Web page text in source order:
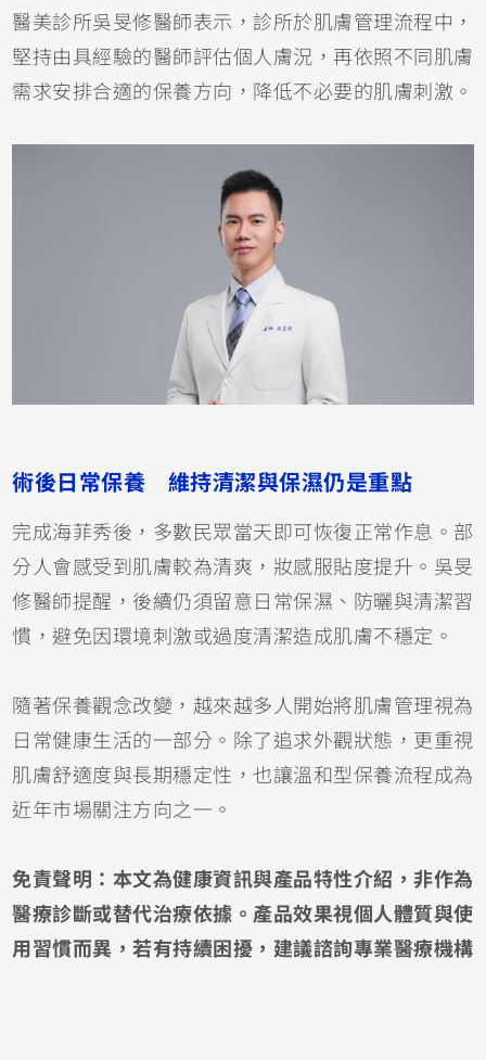
醫美診所吳旻修醫師表示，診所於肌膚管理流程中，
堅持由具經驗的醫師評估個人膚況，再依照不同肌膚
需求安排合適的保養方向，降低不必要的肌膚刺激。
術後日常保養 維持清潔與保濕仍是重點
完成海菲秀後，多數民眾當天即可恢復正常作息。部
分人會感受到肌膚較為清爽，妝感服貼度提升。吳旻
修醫師提醒，後續仍須留意日常保濕、防曬與清潔習
慣，避免因環境刺激或過度清潔造成肌膚不穩定。
隨著保養觀念改變，越來越多人開始將肌膚管理視為
日常健康生活的一部分。除了追求外觀狀態，更重視
肌膚舒適度與長期穩定性，也讓溫和型保養流程成為
近年市場關注方向之一。
免責聲明：本文為健康資訊與產品特性介紹，非作為
醫療診斷或替代治療依據。產品效果視個人體質與使
用習慣而異，若有持續困擾，建議諮詢專業醫療機構